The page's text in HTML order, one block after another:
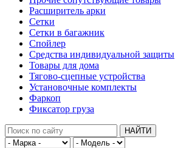
Расширитель арки
Сетки
Сетки в багажник
Спойлер
Средства индивидуальной защиты
Товары для дома
Тягово-сцепные устройства
Установочные комплекты
Фаркоп
Фиксатор груза
НАЙТИ